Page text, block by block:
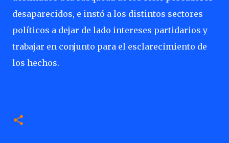
desaparecidos, e instó a los distintos sectores
políticos a dejar de lado intereses partidarios y
trabajar en conjunto para el esclarecimiento de
los hechos.